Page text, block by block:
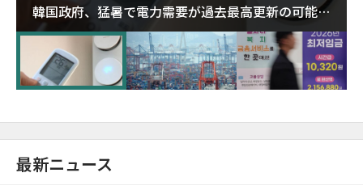
韓国政府、猛暑で電力需要が過去最高更新の可能性
に需給対応体制を点検
最新ニュース